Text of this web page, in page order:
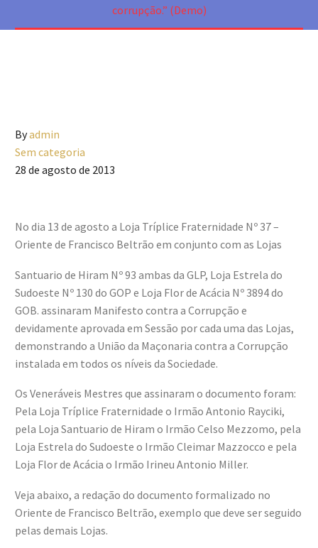
corrupção.” (Demo)
Byadmin
Sem categoria
28 de agosto de 2013
No dia 13 de agosto a Loja Tríplice Fraternidade Nº 37 –
Oriente de Francisco Beltrão em conjunto com as Lojas
Santuario de Hiram Nº 93 ambas da GLP, Loja Estrela do
Sudoeste Nº 130 do GOP e Loja Flor de Acácia Nº 3894 do
GOB. assinaram Manifesto contra a Corrupção e
devidamente aprovada em Sessão por cada uma das Lojas,
demonstrando a União da Maçonaria contra a Corrupção
instalada em todos os níveis da Sociedade.
Os Veneráveis Mestres que assinaram o documento foram:
Pela Loja Tríplice Fraternidade o Irmão Antonio Rayciki,
pela Loja Santuario de Hiram o Irmão Celso Mezzomo, pela
Loja Estrela do Sudoeste o Irmão Cleimar Mazzocco e pela
Loja Flor de Acácia o Irmão Irineu Antonio Miller.
Veja abaixo, a redação do documento formalizado no
Oriente de Francisco Beltrão, exemplo que deve ser seguido
pelas demais Lojas.